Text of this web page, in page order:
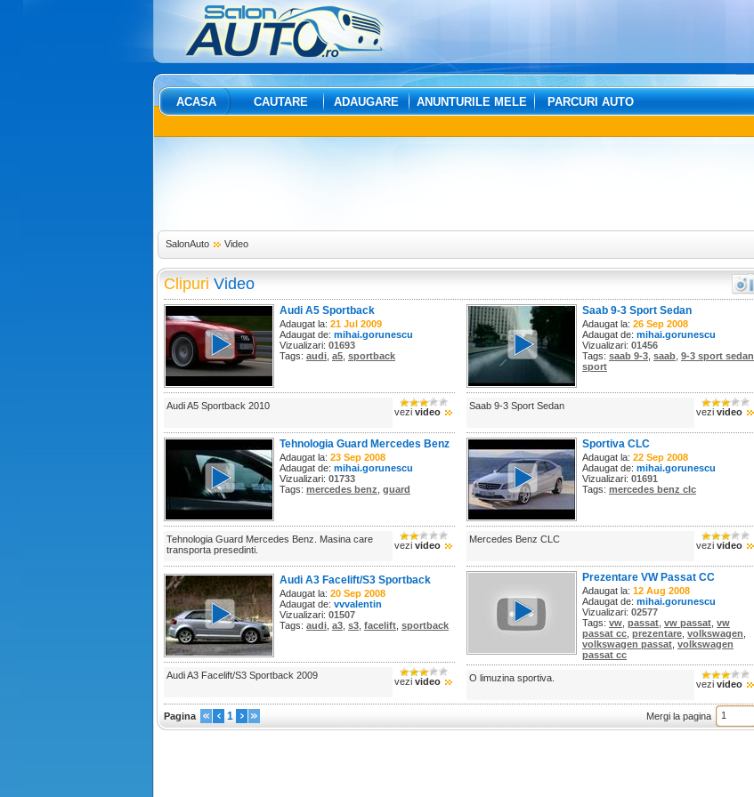
ACASA CAUTARE ADAUGARE ANUNTURILE MELE PARCURI AUTO
SalonAuto Video
Clipuri Video
Audi A5 Sportback
Adaugat la: 21 Jul 2009
Adaugat de: mihai.gorunescu
Vizualizari: 01693
Tags: audi a5 sportback
Audi A5 Sportback 2010
vezi video
Saab 9-3 Sport Sedan
Adaugat la: 26 Sep 2008
Adaugat de: mihai.gorunescu
Vizualizari: 01456
Tags: saab 9-3 saab 9-3 sport sedan
sport
Saab 9-3 Sport Sedan
vezi video
Tehnologia Guard Mercedes Benz
Adaugat la: 23 Sep 2008
Adaugat de: mihai.gorunescu
Vizualizari: 01733
Tags: mercedes benz guard
Tehnologia Guard Mercedes Benz. Masina care
transporta presedinti.
vezi video
Sportiva CLC
Adaugat la: 22 Sep 2008
Adaugat de: mihai.gorunescu
Vizualizari: 01691
Tags: mercedes benz clc
Mercedes Benz CLC
vezi video
Audi A3 Facelift/S3 Sportback
2009
Adaugat la: 20 Sep 2008
Adaugat de: vvvalentin
Vizualizari: 01507
Tags: audi a3 s3 facelift sportback
Audi A3 Facelift/S3 Sportback 2009
vezi video
Prezentare VW Passat CC
Adaugat la: 12 Aug 2008
Adaugat de: mihai.gorunescu
Vizualizari: 02577
Tags: vw passat vw passat vw
passat cc prezentare volkswagen
volkswagen passat volkswagen
passat cc
O limuzina sportiva.
vezi video
Pagina 1 Mergi la pagina